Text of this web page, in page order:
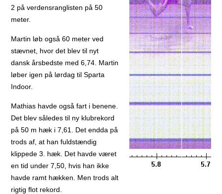
2 på verdensranglisten på 50
meter.
Martin løb også 60 meter ved
stævnet, hvor det blev til nyt
dansk årsbedste med 6,74. Martin
løber igen på lørdag til Sparta
Indoor.
Mathias havde også fart i benene.
Det blev således til ny klubrekord
på 50 m hæk i 7,61. Det endda på
trods af, at han fuldstændig
klippede 3. hæk. Det havde været
en tid under 7,50, hvis han ikke
havde ramt hækken. Men trods alt
rigtig flot rekord.